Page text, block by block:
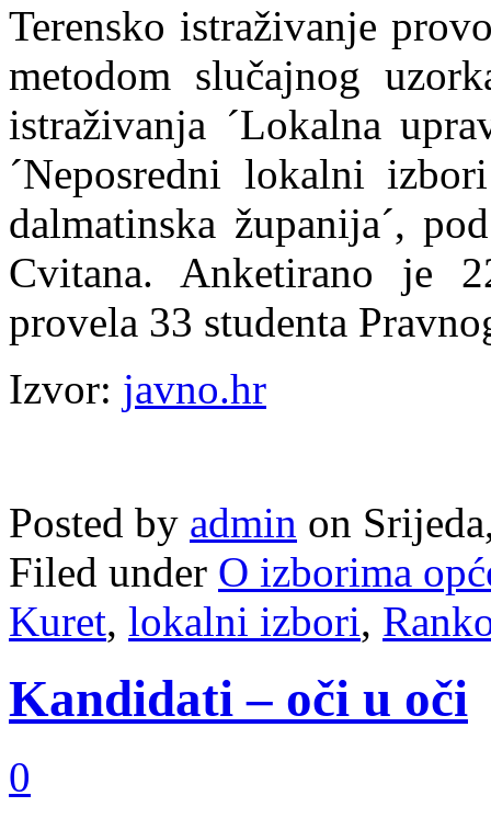
Terensko istraživanje
metodom slučajnog
istraživanja ´Lokalna
´Neposredni lokalni
dalmatinska županija´,
Cvitana. Anketirano je
provela 33 studenta
Izvor: javno.hr
Posted by admin on
Filed under O izborima
Kuret, lokalni izbori,
Kandidati – oči u oči
0